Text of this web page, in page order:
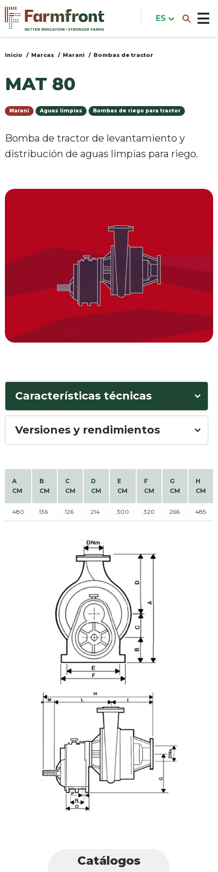
Pasar
contenido
principal
Usted
aquí
Inicio Marcas Marani Bombas de tractor
MAT 80
Marani Aguas limpias Bombas de riego para tractor
Bomba de tractor de levantamiento y
distribución de aguas limpias para riego.
Características técnicas
Versiones y rendimientos
A
CM
B
CM
C
CM
D
CM
E
CM
F
CM
G
CM
H
CM
480 136 126 214 300 320 266 485
Catálogos
ES